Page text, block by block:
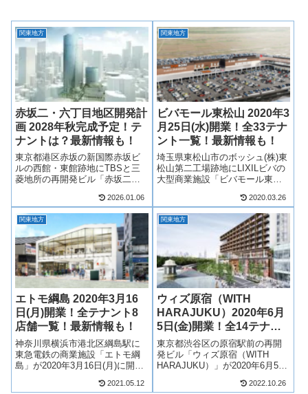
関東地方
赤坂二・六丁目地区開発計
画 2028年秋完成予定！テ
ナントは？最新情報も！
東京都港区赤坂の新国際赤坂ビ
ルの西館・東館跡地にTBSと三
菱地所の再開発ビル「赤坂二・
秋完成予定！ホテル「キャノピ
ーbyヒルトン東京赤坂」やオフ
ィスを主体に、低層階には劇場
や商業施設ができ、商業施設に
は複数店...
2026.01.06
関東地方
ビバモール東松山 2020年3
月25日(水)開業！全33テナ
ント一覧！最新情報も！
埼玉県東松山市のボッシュ(株)東
松山第二工場跡地にLIXILビバの
大型商業施設「ビバモール東松
業！スーパービバホームを核店
舗にして33店舗が出店！そんな
ビバモール東松山がどのような
商業施設になるのか、テナ...
2020.03.26
関東地方
エトモ綱島 2020年3月16
日(月)開業！全テナント8
店舗一覧！最新情報も！
神奈川県横浜市港北区綱島駅に
東急電鉄の商業施設「エトモ綱
島」が2020年3月16日(月)に開
心としたお店が8店舗出店！そん
2021.05.12
関東地方
ウィズ原宿（WITH
HARAJUKU）2020年6月
5日(金)開業！全14テナン
ト一覧！最新情報も！
東京都渋谷区の原宿駅前の再開
発ビル「ウィズ原宿（WITH
HARAJUKU）」が2020年6月5日
る「イケア原宿」のほか、ユニ
2022.10.26